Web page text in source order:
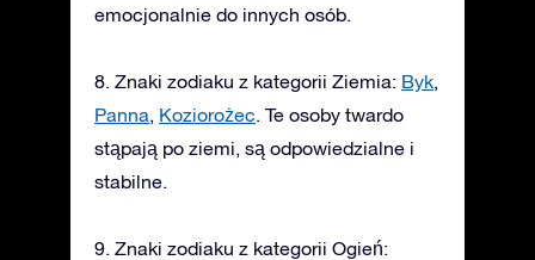
emocjonalnie do innych osób.
8. Znaki zodiaku z kategorii Ziemia: Byk,
Panna, Koziorożec. Te osoby twardo
stąpają po ziemi, są odpowiedzialne i
stabilne.
9. Znaki zodiaku z kategorii Ogień: